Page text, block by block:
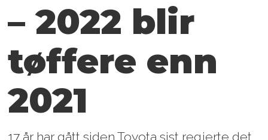
– 2022 blir
tøffere enn
2021
17 år har gått siden Toyota sist regjerte det